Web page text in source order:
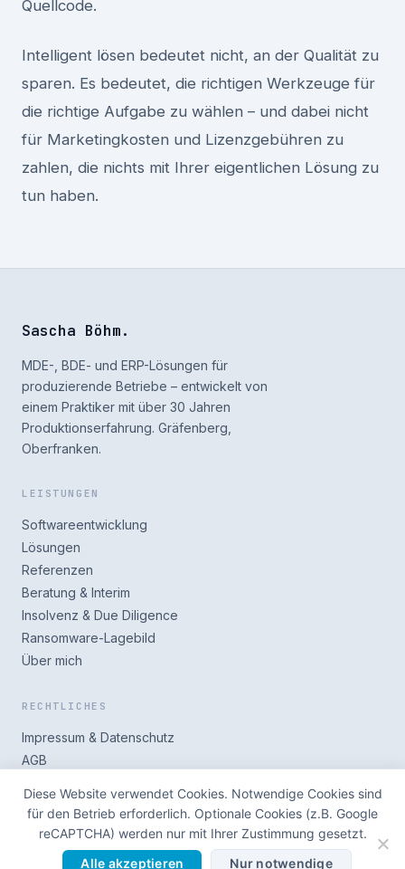
Quellcode.
Intelligent lösen bedeutet nicht, an der Qualität zu
sparen. Es bedeutet, die richtigen Werkzeuge für
die richtige Aufgabe zu wählen – und dabei nicht
für Marketingkosten und Lizenzgebühren zu
zahlen, die nichts mit Ihrer eigentlichen Lösung zu
tun haben.
Sascha Böhm.
MDE-, BDE- und ERP-Lösungen für
produzierende Betriebe – entwickelt von
einem Praktiker mit über 30 Jahren
Produktionserfahrung. Gräfenberg,
Oberfranken.
LEISTUNGEN
Softwareentwicklung
Lösungen
Referenzen
Beratung & Interim
Insolvenz & Due Diligence
Ransomware-Lagebild
Über mich
RECHTLICHES
Impressum & Datenschutz
AGB
Diese Website verwendet Cookies. Notwendige Cookies sind
für den Betrieb erforderlich. Optionale Cookies (z.B. Google
reCAPTCHA) werden nur mit Ihrer Zustimmung gesetzt.
Alle akzeptieren
Nur notwendige